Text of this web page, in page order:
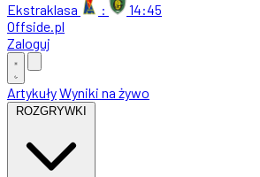
Ekstraklasa
:
14:45
Offside.pl
Zaloguj
ArtykułyWyniki na żywo
ROZGRYWKI